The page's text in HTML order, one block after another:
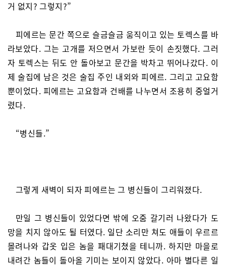
거 없지? 그렇지?”
피에르는 문간 쪽으로 슬금슬금 움직이고 있는 토렉스를 바
라보았다. 그는 고개를 저으면서 가보란 듯이 손짓했다. 그러
자 토렉스는 뒤도 안 돌아보고 문간을 박차고 뛰어나갔다. 이
제 술집에 남은 것은 술집 주인 내외와 피에르. 그리고 고요함
뿐이었다. 피에르는 고요함과 건배를 나누면서 조용히 중얼거
렸다.
“병신들.”
그렇게 새벽이 되자 피에르는 그 병신들이 그리워졌다.
만일 그 병신들이 있었다면 밖에 오줌 갈기러 나왔다가 도
망을 치지 않아도 될 터였다. 일단 소리만 쳐도 애들이 우르르
몰려나와 갑옷 입은 놈을 패대기쳤을 테니까. 하지만 마을로
내려간 놈들이 돌아올 기미는 보이지 않았다. 아마 별다른 일